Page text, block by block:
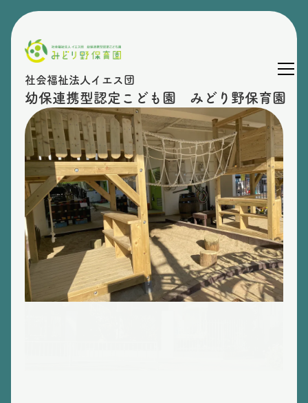
社会福祉法人イエス団
幼保連携型認定こども園 みどり野保育園